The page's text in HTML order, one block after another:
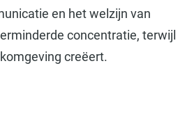
en het welzijn van
concentratie, terwijl
creëert.